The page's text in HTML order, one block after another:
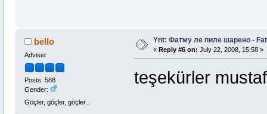
bello
Adviser
Posts: 588
Gender:
Göçler, göçler, göçler...
Ynt: Фатму ле пиле шарено -
« Reply #6 on: July 22, 2008, 15:58 »
teşekürler